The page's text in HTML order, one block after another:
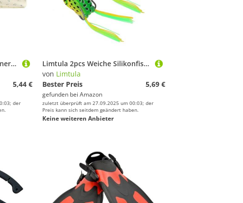
Sport-Stirnbänder für Männer und Frauen, athletische Schweißbänder, elastische Haarbänder, schnelltrocknend, atmungsaktiv, für Sport, athletisches Schweißband, Workout, elastisches Haarband für
5,44 €
der
Limtula 2pcs Weiche Silikonfischerköder Simulierte Frösche Köder Mit Haken Crankbait Tackle Cracker Köder Tackle Simulierte Frösche Fischereiköder Mit Haken
von Limtula
Bester Preis
5,69 €
gefunden bei Amazon
zuletzt überprüft am 27.09.2025 um 00:03; der
Preis kann sich seitdem geändert haben.
Keine weiteren Anbieter